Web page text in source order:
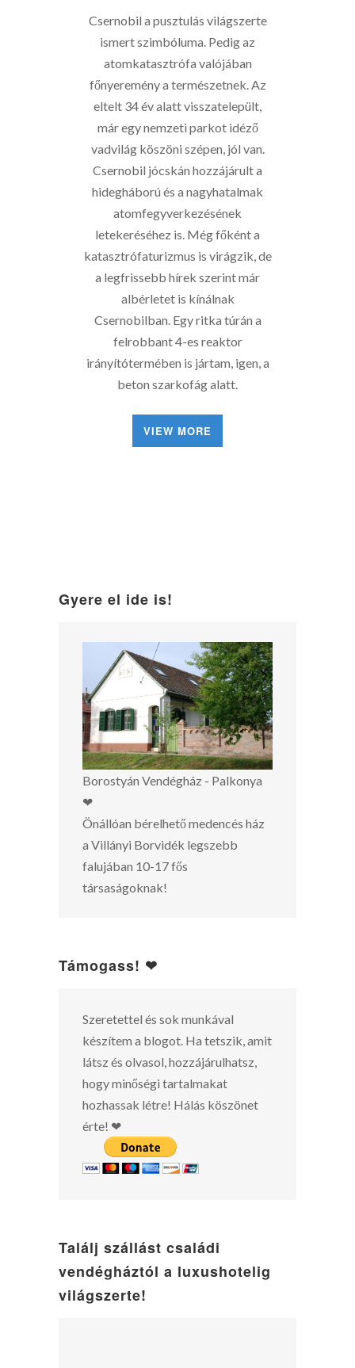
Csernobil a pusztulás világszerte
ismert szimbóluma. Pedig az
atomkatasztrófa valójában
főnyeremény a természetnek. Az
eltelt 34 év alatt visszatelepült,
már egy nemzeti parkot idéző
vadvilág köszöni szépen, jól van.
Csernobil jócskán hozzájárult a
hidegháború és a nagyhatalmak
atomfegyverkezésének
letekeréséhez is. Még főként a
katasztrófaturizmus is virágzik, de
a legfrissebb hírek szerint már
albérletet is kínálnak
Csernobilban. Egy ritka túrán a
felrobbant 4-es reaktor
irányítótermében is jártam, igen, a
beton szarkofág alatt.
VIEW MORE
Gyere el ide is!
Borostyán Vendégház - Palkonya
❤
Önállóan bérelhető medencés ház
a Villányi Borvidék legszebb
falujában 10-17 fős
társaságoknak!
Támogass! ❤
Szeretettel és sok munkával
készítem a blogot. Ha tetszik, amit
látsz és olvasol, hozzájárulhatsz,
hogy minőségi tartalmakat
hozhassak létre! Hálás köszönet
érte! ❤
Találj szállást családi
vendégháztól a luxushotelig
világszerte!